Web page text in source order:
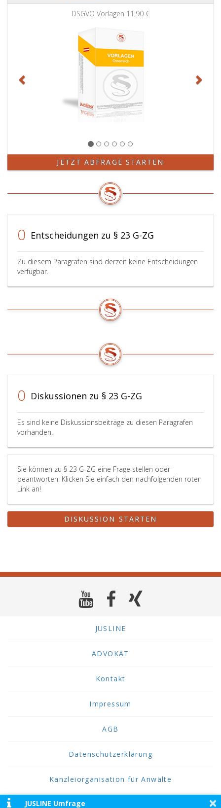
DSGVO Vorlagen 11,90 €
JETZT ABFRAGE STARTEN
0 Entscheidungen zu § 23 G-ZG
Zu diesem Paragrafen sind derzeit keine Entscheidungen
verfügbar.
0 Diskussionen zu § 23 G-ZG
Es sind keine Diskussionsbeiträge zu diesen Paragrafen
vorhanden.
Sie können zu § 23 G-ZG eine Frage stellen oder
beantworten. Klicken Sie einfach den nachfolgenden roten
Link an!
DISKUSSION STARTEN
JUSLINE
ADVOKAT
Kontakt
Impressum
AGB
Datenschutzerklärung
Kanzleiorganisation für Anwälte
×
JUSLINE Umfrage